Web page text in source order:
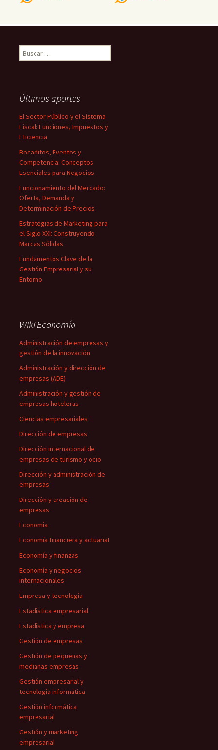
Buscar:
Últimos aportes
El Sector Público y el Sistema
Fiscal: Funciones, Impuestos y
Eficiencia
Bocaditos, Eventos y
Competencia: Conceptos
Esenciales para Negocios
Funcionamiento del Mercado:
Oferta, Demanda y
Determinación de Precios
Estrategias de Marketing para
el Siglo XXI: Construyendo
Marcas Sólidas
Fundamentos Clave de la
Gestión Empresarial y su
Entorno
Wiki Economía
Administración de empresas y
gestión de la innovación
Administración y dirección de
empresas (ADE)
Administración y gestión de
empresas hoteleras
Ciencias empresariales
Dirección de empresas
Dirección internacional de
empresas de turismo y ocio
Dirección y administración de
empresas
Dirección y creación de
empresas
Economía
Economía financiera y actuarial
Economía y finanzas
Economía y negocios
internacionales
Empresa y tecnología
Estadística empresarial
Estadística y empresa
Gestión de empresas
Gestión de pequeñas y
medianas empresas
Gestión empresarial y
tecnología informática
Gestión informática
empresarial
Gestión y marketing
empresarial